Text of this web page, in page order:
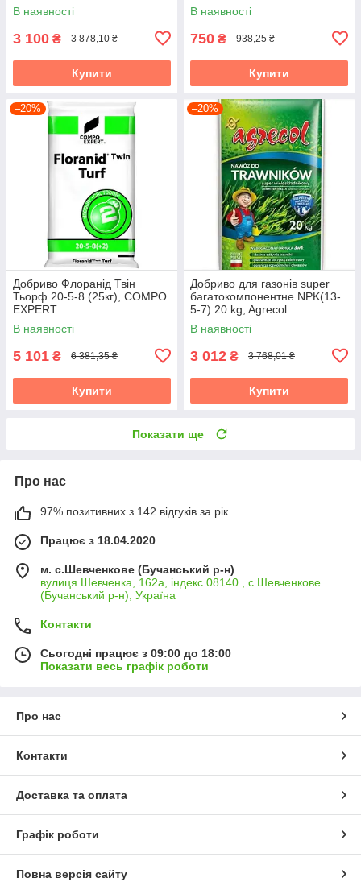
В наявності
3 100 ₴ 3 878,10 ₴
Купити
В наявності
750 ₴ 938,25 ₴
Купити
–20%
Добриво Флоранід Твін
Тьорф 20-5-8 (25кг), COMPO
EXPERT
В наявності
5 101 ₴ 6 381,35 ₴
Купити
–20%
Добриво для газонів super
багатокомпонентне NPK(13-
5-7) 20 kg, Agrecol
В наявності
3 012 ₴ 3 768,01 ₴
Купити
Показати ще
Про нас
97% позитивних з 142 відгуків за рік
Працює з 18.04.2020
м. с.Шевченкове (Бучанський р-н)
вулиця Шевченка, 162а, індекс 08140 , с.Шевченкове
(Бучанський р-н), Україна
Контакти
Сьогодні працює з 09:00 до 18:00
Показати весь графік роботи
Про нас
Контакти
Доставка та оплата
Графік роботи
Повна версія сайту